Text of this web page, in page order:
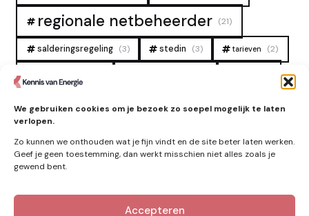
We gebruiken cookies om je bezoek zo soepel mogelijk te laten
verlopen.
Zo kunnen we onthouden wat je fijn vindt en de site beter laten werken.
Geef je geen toestemming, dan werkt misschien niet alles zoals je
gewend bent.
Accepteren
regionale netbeheerder (21)
salderingsregeling (3) stedin (3) tarieven (2)
tennet
zonne-energie (9)